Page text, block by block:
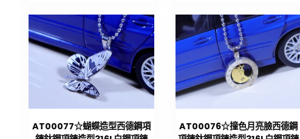
AT00077☆蝴蝶造型西德鋼項
AT00076☆撞色月亮臉西德鋼